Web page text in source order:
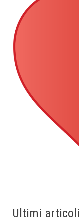
Ultimi articoli